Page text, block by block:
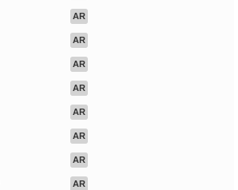
AR
AR
AR
AR
AR
AR
AR
AR